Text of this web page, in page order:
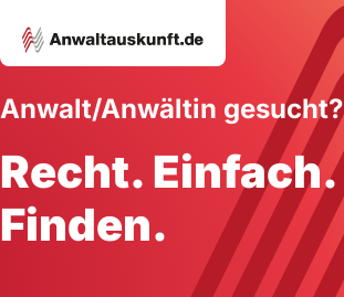
Anwalt/Anwältin gesucht?
Recht. Einfach.
Finden.